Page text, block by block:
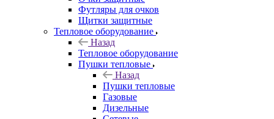
Футляры для очков
Щитки защитные
Тепловое оборудование
Назад
Тепловое оборудование
Пушки тепловые
Назад
Пушки тепловые
Газовые
Дизельные